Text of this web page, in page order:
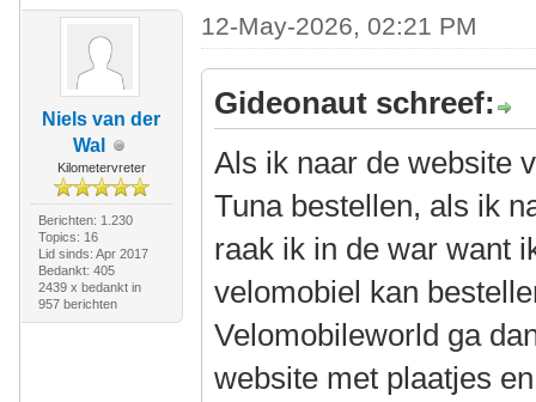
Niels van der
Wal
Kilometervreter
Berichten: 1.230
Topics: 16
Lid sinds: Apr 2017
Bedankt: 405
2439 x bedankt in
957 berichten
12-May-2026, 02:21 PM
Gideonaut schreef:
Als ik naar de website
Tuna bestellen, als ik
raak ik in de war want
velomobiel kan
Velomobileworld ga
website met plaatjes